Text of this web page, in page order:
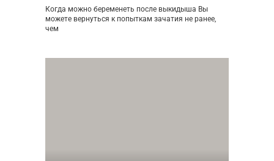
Когда можно беременеть после выкидыша Вы
можете вернуться к попыткам зачатия не ранее,
чем